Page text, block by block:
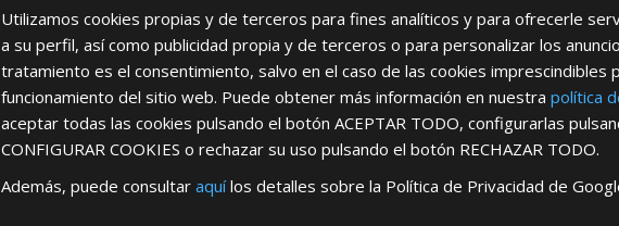
REGÍSTRATE PARA HACERTE
Desdeaquípodrá ver todas las
Rellene este formulario y nos pondremos en
Utilizamos cookies propias y de terceros para fines analíticos y para ofrecerle
a su perfil, así como publicidad propia y de terceros o para personalizar los
tratamiento es el consentimiento, salvo en el caso de las cookies imprescindibles
funcionamiento del sitio web. Puede obtener más información en nuestra política
aceptar todas las cookies pulsando el botón ACEPTAR TODO, configurarlas
CONFIGURAR COOKIES o rechazar su uso pulsando el botón RECHAZAR TODO.
Además, puede consultar aquílos detalles sobre la Política de Privacidad de